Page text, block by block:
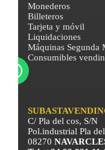
Monederos
Billeteros
Tarjeta y móvil
Liquidaciones
Máquinas Segunda
Consumibles
C/ Pla del cos, S/N
Pol.industrial Pla
08270